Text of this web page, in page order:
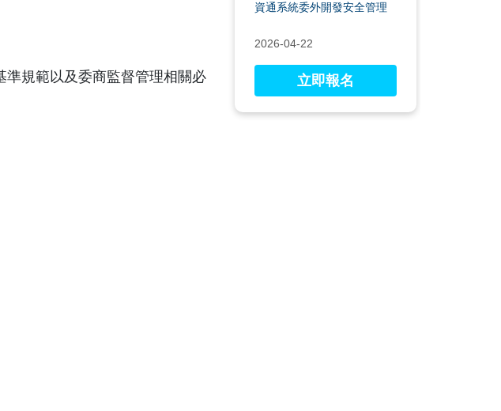
規範以及委商監督管理相關必
資通系統委外開發安全管理
2026-04-22
立即報名